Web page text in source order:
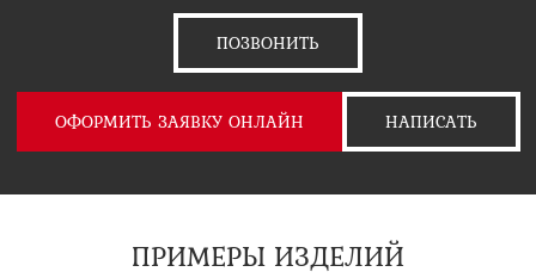
ПОЗВОНИТЬ
ОФОРМИТЬ ЗАЯВКУ ОНЛАЙН НАПИСАТЬ
ПРИМЕРЫ ИЗДЕЛИЙ